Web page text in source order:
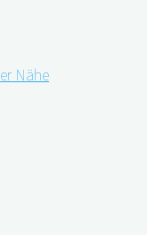
Nähe